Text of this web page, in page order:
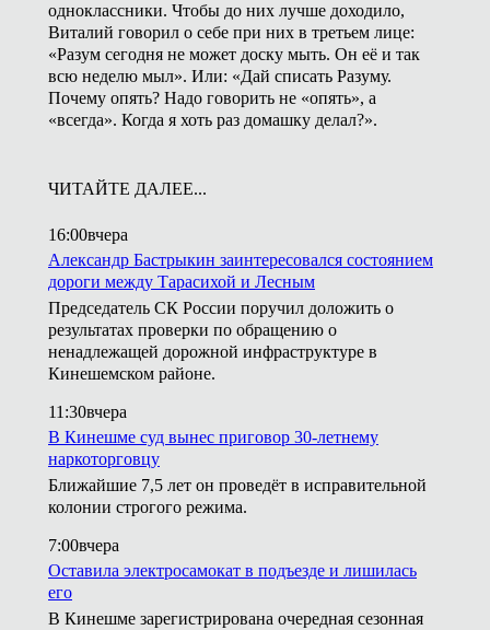
одноклассники. Чтобы до них лучше доходило,
Виталий говорил о себе при них в третьем лице:
«Разум сегодня не может доску мыть. Он её и так
всю неделю мыл». Или: «Дай списать Разуму.
Почему опять? Надо говорить не «опять», а
«всегда». Когда я хоть раз домашку делал?».
ЧИТАЙТЕ ДАЛЕЕ...
16:00вчера
Александр Бастрыкин заинтересовался состоянием
дороги между Тарасихой и Лесным
Председатель СК России поручил доложить о
результатах проверки по обращению о
ненадлежащей дорожной инфраструктуре в
Кинешемском районе.
11:30вчера
В Кинешме суд вынес приговор 30-летнему
наркоторговцу
Ближайшие 7,5 лет он проведёт в исправительной
колонии строгого режима.
7:00вчера
Оставила электросамокат в подъезде и лишилась
его
В Кинешме зарегистрирована очередная сезонная